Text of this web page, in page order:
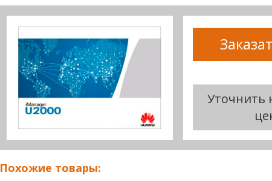
Уточнить
Похожие товары: